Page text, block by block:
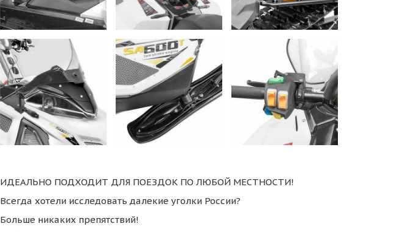
ИДЕАЛЬНО ПОДХОДИТ ДЛЯ ПОЕЗДОК ПО ЛЮБОЙ МЕСТНОСТИ!
Всегда хотели исследовать далекие уголки России?
Больше никаких препятствий!